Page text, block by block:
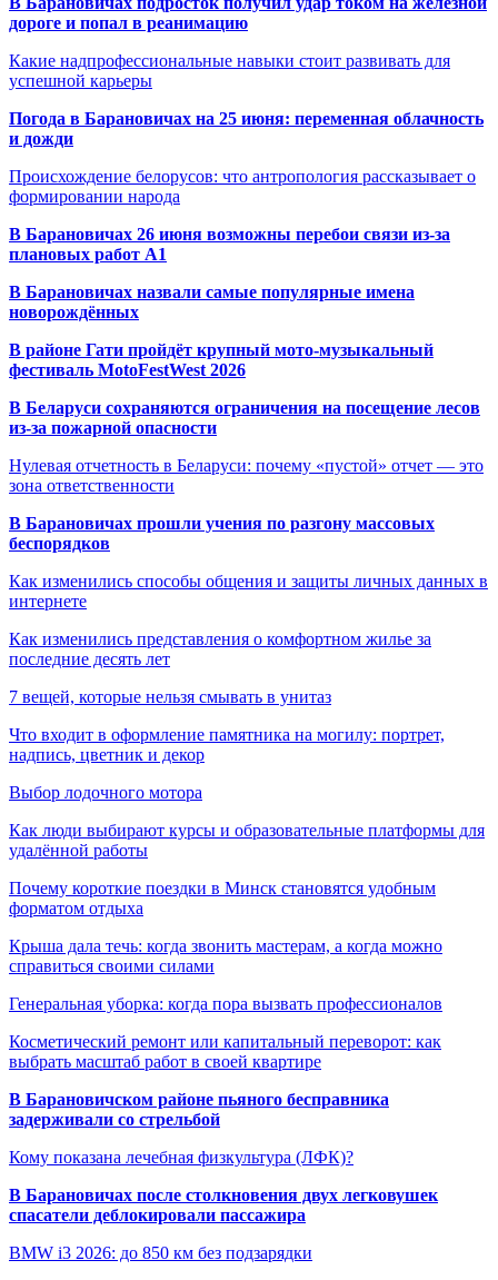
дороге и попал в реанимацию
Какие надпрофессиональные навыки стоит развивать для
успешной карьеры
Погода в Барановичах на 25 июня: переменная облачность
и дожди
Происхождение белорусов: что антропология рассказывает о
формировании народа
В Барановичах 26 июня возможны перебои связи из-за
плановых работ A1
В Барановичах назвали самые популярные имена
новорождённых
В районе Гати пройдёт крупный мото-музыкальный
фестиваль MotoFestWest 2026
В Беларуси сохраняются ограничения на посещение лесов
из-за пожарной опасности
Нулевая отчетность в Беларуси: почему «пустой» отчет — это
зона ответственности
В Барановичах прошли учения по разгону массовых
беспорядков
Как изменились способы общения и защиты личных данных в
интернете
Как изменились представления о комфортном жилье за
последние десять лет
7 вещей, которые нельзя смывать в унитаз
Что входит в оформление памятника на могилу: портрет,
надпись, цветник и декор
Выбор лодочного мотора
Как люди выбирают курсы и образовательные платформы для
удалённой работы
Почему короткие поездки в Минск становятся удобным
форматом отдыха
Крыша дала течь: когда звонить мастерам, а когда можно
справиться своими силами
Генеральная уборка: когда пора вызвать профессионалов
Косметический ремонт или капитальный переворот: как
выбрать масштаб работ в своей квартире
В Барановичском районе пьяного бесправника
задерживали со стрельбой
Кому показана лечебная физкультура (ЛФК)?
В Барановичах после столкновения двух легковушек
спасатели деблокировали пассажира
BMW i3 2026: до 850 км без подзарядки